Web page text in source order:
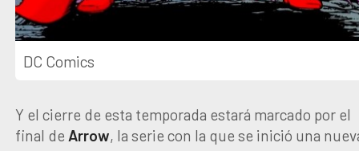
DC Comics
Y el cierre de esta temporada estará marcado por el
final de Arrow, la serie con la que se inició una